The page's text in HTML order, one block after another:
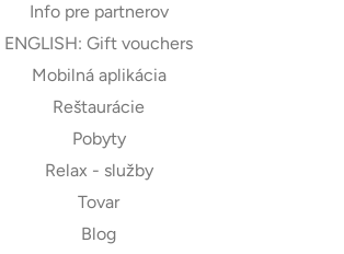
Info pre partnerov
ENGLISH: Gift vouchers
Mobilná aplikácia
Reštaurácie
Pobyty
Relax - služby
Tovar
Blog